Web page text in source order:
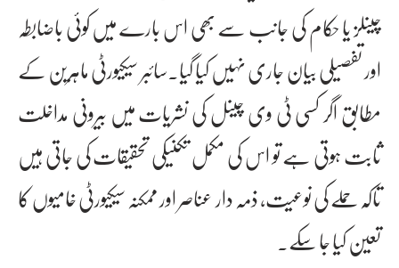
چینلز یا حکام کی جانب سے بھی اس بارے میں کوئی باضابطہ
اور تفصیلی بیان جاری نہیں کیا گیا۔سائبر سیکیورٹی ماہرین کے
مطابق اگر کسی ٹی وی چینل کی نشریات میں بیرونی مداخلت
ثابت ہوتی ہے تو اس کی مکمل تکنیکی تحقیقات کی جاتی ہیں
تاکہ حملے کی نوعیت، ذمہ دار عناصر اور ممکنہ سیکیورٹی خامیوں کا
تعین کیا جا سکے۔